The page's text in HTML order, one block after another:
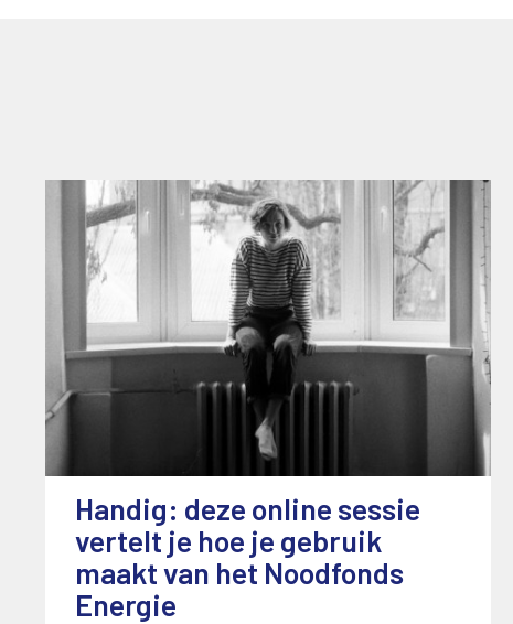
Handig: deze online sessie
vertelt je hoe je gebruik
maakt van het Noodfonds
Energie